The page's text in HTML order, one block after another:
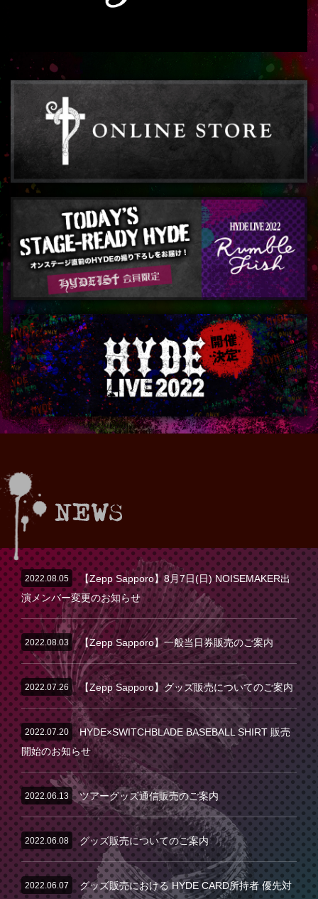
2022.08.05
【Zepp Sapporo】8月7日(日) NOISEMAKER出
演メンバー変更のお知らせ
2022.08.03 【Zepp Sapporo】一般当日券販売のご案内
2022.07.26 【Zepp Sapporo】グッズ販売についてのご案内
2022.07.20
HYDE×SWITCHBLADE BASEBALL SHIRT 販売
開始のお知らせ
2022.06.13 ツアーグッズ通信販売のご案内
2022.06.08 グッズ販売についてのご案内
2022.06.07
グッズ販売における HYDE CARD所持者 優先対